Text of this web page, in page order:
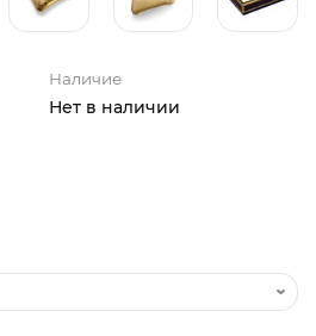
Наличие
Нет в наличии